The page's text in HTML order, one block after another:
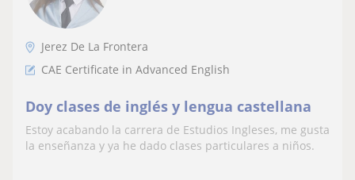
Jerez De La Frontera
CAE Certificate in Advanced English
Doy clases de inglés y lengua castellana
Estoy acabando la carrera de Estudios Ingleses, me gusta
la enseñanza y ya he dado clases particulares a niños.